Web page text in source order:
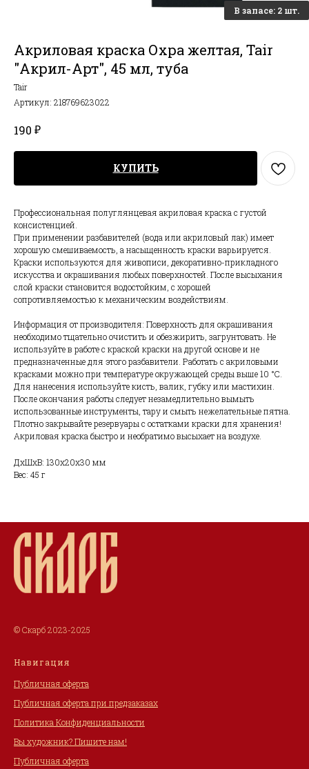
Акриловая краска Охра желтая, Tair
"Акрил-Арт", 45 мл, туба
Tair
Артикул: 218769623022
190 ₽
КУПИТЬ
Профессиональная полуглянцевая акриловая краска с густой
консистенцией.
При применении разбавителей (вода или акриловый лак) имеет
хорошую смешиваемость, а насыщенность краски варьируется.
Краски используются для живописи, декоративно-прикладного
искусства и окрашивания любых поверхностей. После высыхания
слой краски становится водостойким, с хорошей
сопротивляемостью к механическим воздействиям.
Информация от производителя: Поверхность для окрашивания
необходимо тщательно очистить и обезжирить, загрунтовать. Не
используйте в работе с краской краски на другой основе и не
предназначенные для этого разбавители. Работать с акриловыми
красками можно при температуре окружающей среды выше 10 °С.
Для нанесения используйте кисть, валик, губку или мастихин.
После окончания работы следует незамедлительно вымыть
использованные инструменты, тару и смыть нежелательные пятна.
Плотно закрывайте резервуары с остатками краски для хранения!
Акриловая краска быстро и необратимо высыхает на воздухе.
ДxШxВ: 130x20x30 мм
Вес: 45 г
© Скарб 2023-2025
Навигация
Публичная оферта
Публичная оферта при предзаказах
Политика Конфиденциальности
Вы художник? Пишите нам!
Публичная оферта